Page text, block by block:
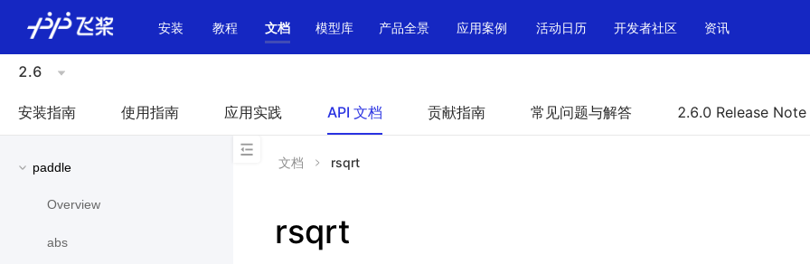
安装
教程 文档 模型库 产品全景 应用案例 活动日历 开发者社区 资讯
2.6
安装指南 使用指南 应用实践 API 文档 贡献指南 常见问题与解答 2.6.0 Release Note
paddle
Overview
abs
文档 rsqrt
rsqrt